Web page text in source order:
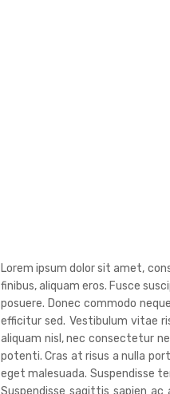
Lorem ipsum dolor sit amet,
finibus, aliquam eros. Fusce
posuere. Donec commodo
efficitur sed. Vestibulum vitae
aliquam nisl, nec consectetur
potenti. Cras at risus a nulla
eget malesuada. Suspendisse
Suspendisse sagittis sapien